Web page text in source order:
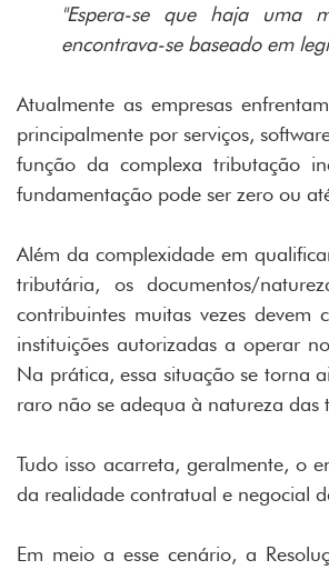
"Espera-se que haja uma
encontrava-se baseado em
Atualmente as empresas
principalmente por serviços,
função da complexa tributação
fundamentação pode ser zero ou
Além da complexidade em
tributária, os documentos/
contribuintes muitas vezes
instituições autorizadas a operar
Na prática, essa situação se torna
raro não se adequa à natureza das
Tudo isso acarreta, geralmente, o
da realidade contratual e negocial
Em meio a esse cenário, a